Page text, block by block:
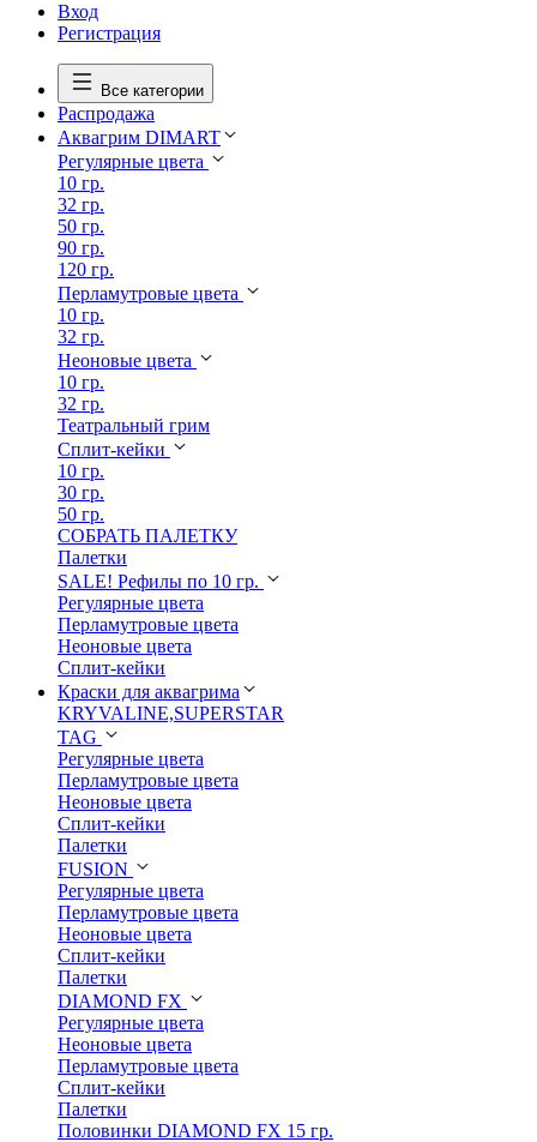
Вход
Регистрация
Все категории
Распродажа
Аквагрим DIMART
Регулярные цвета
10 гр.
32 гр.
50 гр.
90 гр.
120 гр.
Перламутровые цвета
10 гр.
32 гр.
Неоновые цвета
10 гр.
32 гр.
Театральный грим
Сплит-кейки
10 гр.
30 гр.
50 гр.
СОБРАТЬ ПАЛЕТКУ
Палетки
SALE! Рефилы по 10 гр.
Регулярные цвета
Перламутровые цвета
Неоновые цвета
Сплит-кейки
Краски для аквагрима
KRYVALINE,SUPERSTAR
TAG
Регулярные цвета
Перламутровые цвета
Неоновые цвета
Сплит-кейки
Палетки
FUSION
Регулярные цвета
Перламутровые цвета
Неоновые цвета
Сплит-кейки
Палетки
DIAMOND FX
Регулярные цвета
Неоновые цвета
Перламутровые цвета
Сплит-кейки
Палетки
Половинки DIAMOND FX 15 гр.